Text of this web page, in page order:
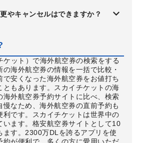
やキャンセルはできますか？
ット）で海外航空券の検索をする
の海外航空券の情報を一括で比較・
で安くなった海外航空券をお値打ち
ともあります。スカイチケットの海
海外航空券予約サイトに比べ、検索
慢なため、海外航空券の直前予約も
利です。スカイチケットは世界中の
います。格安航空券サイトとして10
ます。2300万DLを誇るアプリを使